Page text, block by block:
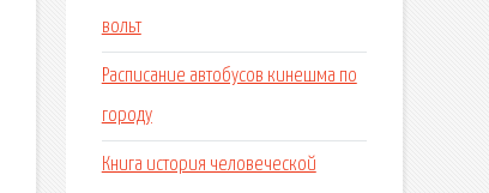
вольт
Расписание автобусов кинешма по
городу
Книга история человеческой